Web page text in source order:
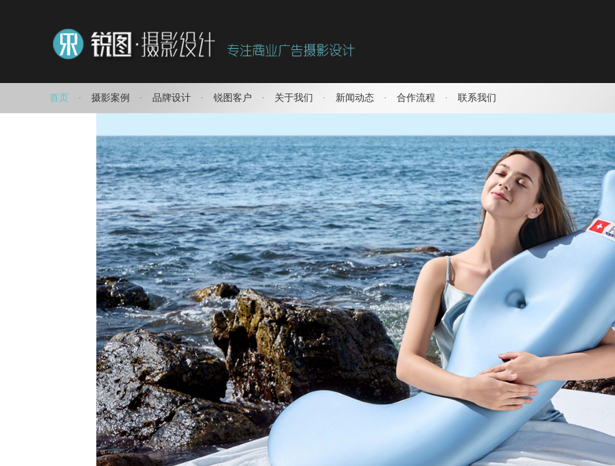
首页 · 摄影案例 · 品牌设计 · 锐图客户 · 关于我们 · 新闻动态 · 合作流程 · 联系我们